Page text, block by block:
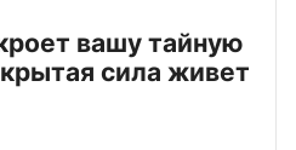
вашу тайную
сила живет